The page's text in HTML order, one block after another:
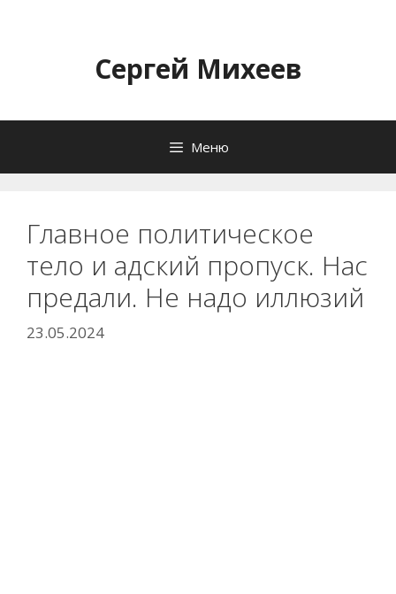
содержимомуСергей Михеев
Меню
Главное политическое
тело и адский пропуск. Нас
предали. Не надо иллюзий
23.05.2024